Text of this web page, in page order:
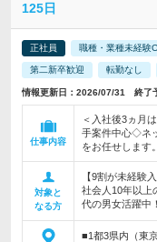
125日
正社員 職種・業種未経験
第二新卒歓迎 転勤なし
情報更新日：2026/07/31 終了
仕事内容
＜入社後3ヵ月
手案件中心◇ネ
をお任せします。
対象と
なる方
【9割が未経験
社会人10年以
代の男女活躍中！
■1都3県内（東